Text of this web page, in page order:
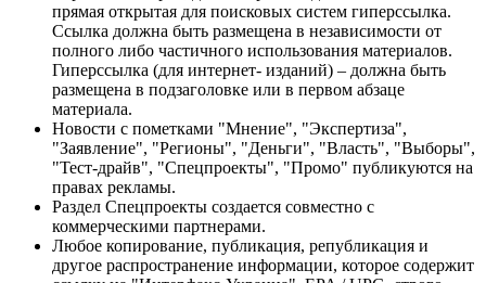
прямая открытая для поисковых систем гиперссылка.
Ссылка должна быть размещена в независимости от
полного либо частичного использования материалов.
Гиперссылка (для интернет- изданий) – должна быть
размещена в подзаголовке или в первом абзаце
материала.
Новости с пометками "Мнение", "Экспертиза",
"Заявление", "Регионы", "Деньги", "Власть", "Выборы",
"Тест-драйв", "Спецпроекты", "Промо" публикуются на
правах рекламы.
Раздел Спецпроекты создается совместно с
коммерческими партнерами.
Любое копирование, публикация, републикация и
другое распространение информации, которое содержит